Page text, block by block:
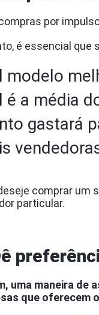
por
é essencial que
modelo
é a média
gastará
comprar um
particular.
uma maneira de
que oferecem